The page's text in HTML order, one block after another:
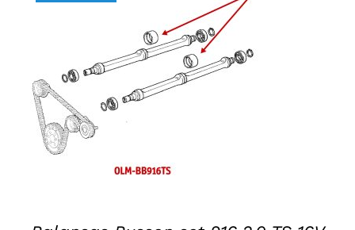
TOEVOEGEN AAN WINKELWAGEN
DETAILS